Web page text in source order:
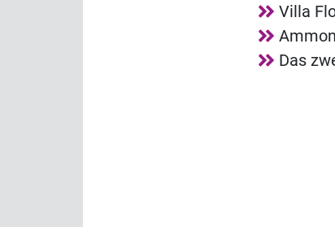
Villa
Das